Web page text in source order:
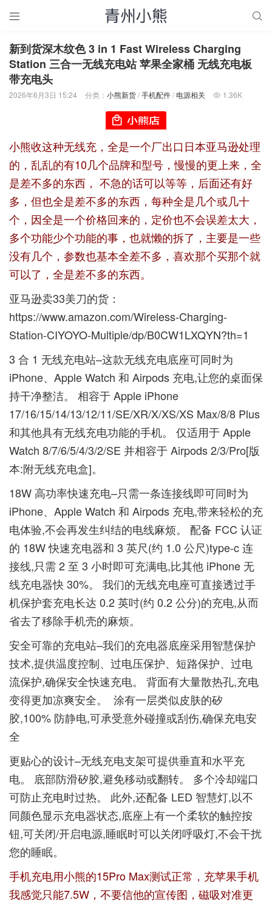
 
新到货深木纹色 3 in 1 Fast Wireless Charging
Station 三合一无线充电站 苹果全家桶 无线充电板
带充电头
2026年6月3日 15:24 分类： 小熊新货/手机配件/ 电源相关  1.36K
小熊收这种无线充，全是一个厂出口日本亚马逊处理
的，乱乱的有10几个品牌和型号，慢慢的更上来，全
是差不多的东西， 不急的话可以等等，后面还有好
多，但也全是差不多的东西，每种全是几个或几十
个，因全是一个价格回来的，定价也不会误差太大，
多个功能少个功能的事，也就懒的拆了，主要是一些
没有几个，参数也基本全差不多，喜欢那个买那个就
可以了，全是差不多的东西。
亚马逊卖33美刀的货：
https://www.amazon.com/Wireless-Charging-
Station-CIYOYO-Multiple/dp/B0CW1LXQYN?th=1
3 合 1 无线充电站–这款无线充电底座可同时为
iPhone、Apple Watch 和 Airpods 充电,让您的桌面保
持干净整洁。 相容于 Apple iPhone
17/16/15/14/13/12/11/SE/XR/X/XS/XS Max/8/8 Plus
和其他具有无线充电功能的手机。 仅适用于 Apple
Watch 8/7/6/5/4/3/2/SE 并相容于 Airpods 2/3/Pro[版
本:附无线充电盒]。
18W 高功率快速充电–只需一条连接线即可同时为
iPhone、Apple Watch 和 Airpods 充电,带来轻松的充
电体验,不会再发生纠结的电线麻烦。 配备 FCC 认证
的 18W 快速充电器和 3 英尺(约 1.0 公尺)type-c 连
接线,只需 2 至 3 小时即可充满电,比其他 iPhone 无
线充电器快 30%。 我们的无线充电座可直接透过手
机保护套充电长达 0.2 英吋(约 0.2 公分)的充电,从而
省去了移除手机壳的麻烦。
安全可靠的充电站–我们的充电器底座采用智慧保护
技术,提供温度控制、过电压保护、短路保护、过电
流保护,确保安全快速充电。 背面有大量散热孔,充电
变得更加凉爽安全。 ​ 涂有一层类似皮肤的矽
胶,100% 防静电,可承受意外碰撞或刮伤,确保充电安
全
更贴心的设计–无线充电支架可提供垂直和水平充
电。 底部防滑矽胶,避免移动或翻转。 多个冷却端口
可防止充电时过热。 此外,还配备 LED 智慧灯,以不
同颜色显示充电器状态,底座上有一个柔软的触控按
钮,可关闭/开启电源,睡眠时可以关闭呼吸灯,不会干扰
您的睡眠。
手机充电用小熊的15Pro Max测试正常，充苹果手机
我感觉只能7.5W，不要信他的宣传图，磁吸对准更